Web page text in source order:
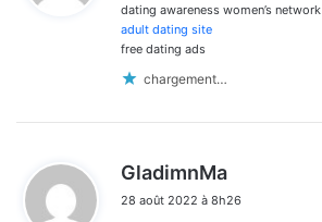
dating awareness women’s network
adult dating site
free dating ads
chargement…
GladimnMa
t
28 août 2022 à 8h26